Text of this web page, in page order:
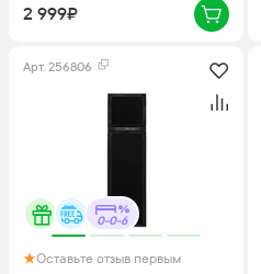
2 999₽
Арт. 256806
0-0-6
Оставьте отзыв первым